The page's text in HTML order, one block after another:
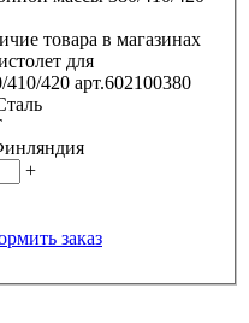
товара в магазинах
для
420 арт.602100380
+
заказ